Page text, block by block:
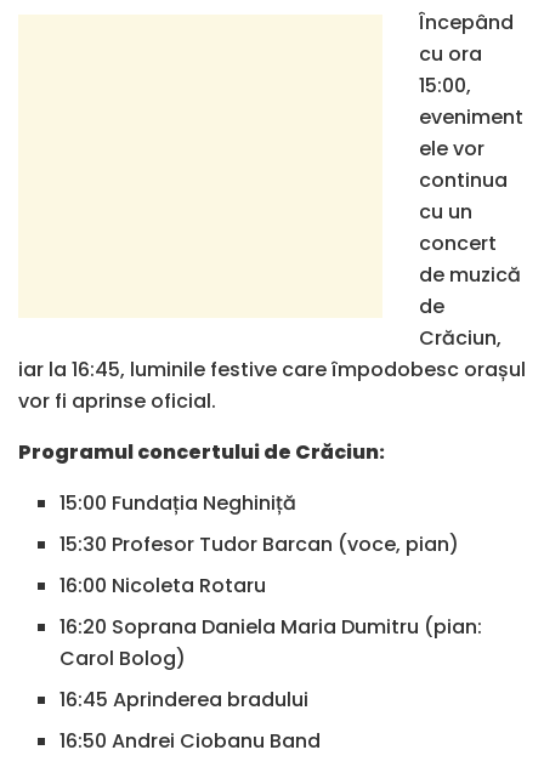
Începând
cu ora
15:00,
eveniment
ele vor
continua
cu un
concert
de muzică
de
Crăciun,
iar la 16:45, luminile festive care împodobesc orașul
vor fi aprinse oficial.
Programul concertului de Crăciun:
15:00 Fundația Neghiniță
15:30 Profesor Tudor Barcan (voce, pian)
16:00 Nicoleta Rotaru
16:20 Soprana Daniela Maria Dumitru (pian:
Carol Bolog)
16:45 Aprinderea bradului
16:50 Andrei Ciobanu Band